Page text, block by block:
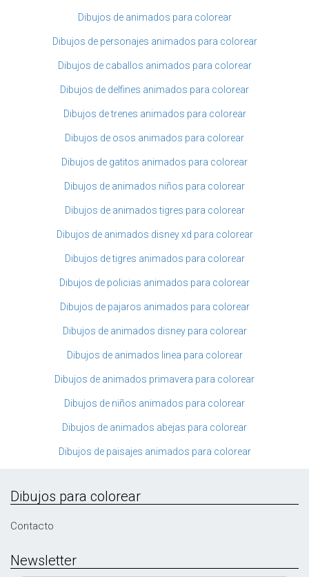
Dibujos de animados para colorear
Dibujos de personajes animados para colorear
Dibujos de caballos animados para colorear
Dibujos de delfines animados para colorear
Dibujos de trenes animados para colorear
Dibujos de osos animados para colorear
Dibujos de gatitos animados para colorear
Dibujos de animados niños para colorear
Dibujos de animados tigres para colorear
Dibujos de animados disney xd para colorear
Dibujos de tigres animados para colorear
Dibujos de policias animados para colorear
Dibujos de pajaros animados para colorear
Dibujos de animados disney para colorear
Dibujos de animados linea para colorear
Dibujos de animados primavera para colorear
Dibujos de niños animados para colorear
Dibujos de animados abejas para colorear
Dibujos de paisajes animados para colorear
Dibujos para colorear
Contacto
Newsletter